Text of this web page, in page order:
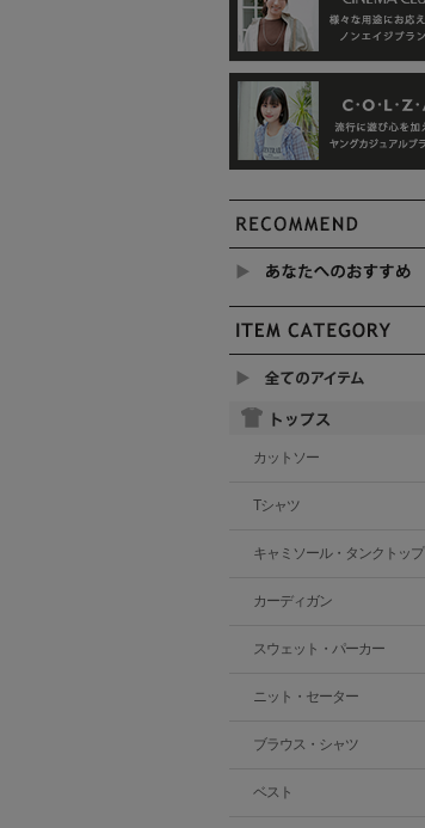
カットソー
Tシャツ
キャミソール・タンクトップ
カーディガン
スウェット・パーカー
ニット・セーター
ブラウス・シャツ
ベスト